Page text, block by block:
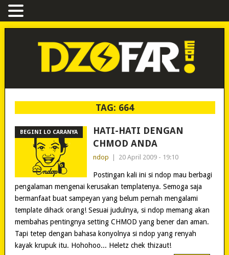
TAG: 664
BEGINI LO CARANYA
HATI-HATI DENGAN
CHMOD ANDA
ndop 20 April 2009 - 19:10
Postingan kali ini si ndop mau berbagi
pengalaman mengenai kerusakan templatenya. Semoga saja
bermanfaat buat sampeyan yang belum pernah mengalami
template dihack orang! Sesuai judulnya, si ndop memang akan
membahas pentingnya setting CHMOD yang bener dan aman.
Tapi tetep dengan bahasa konyolnya si ndop yang renyah
kayak krupuk itu. Hohohoo... Heletz chek thizaut!